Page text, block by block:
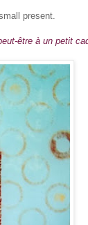
present.
être à un petit